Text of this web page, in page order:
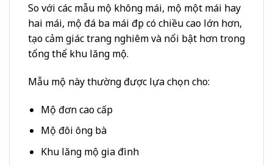
So với các mẫu mộ không mái, mộ một mái hay
hai mái, mộ đá ba mái đẹp có chiều cao lớn hơn,
tạo cảm giác trang nghiêm và nổi bật hơn trong
tổng thể khu lăng mộ.
Mẫu mộ này thường được lựa chọn cho:
Mộ đơn cao cấp
Mộ đôi ông bà
Khu lăng mộ gia đình